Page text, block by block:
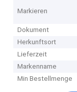
Markieren
Dokument
Herkunftsort
Lieferzeit
Markenname
Min Bestellmenge